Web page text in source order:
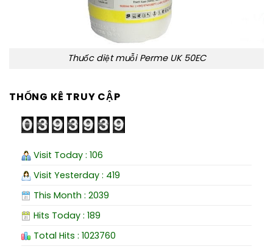
Thuốc diệt muỗi Perme UK 50EC
THỐNG KÊ TRUY CẬP
Visit Today : 106
Visit Yesterday : 419
This Month : 2039
Hits Today : 189
Total Hits : 1023760